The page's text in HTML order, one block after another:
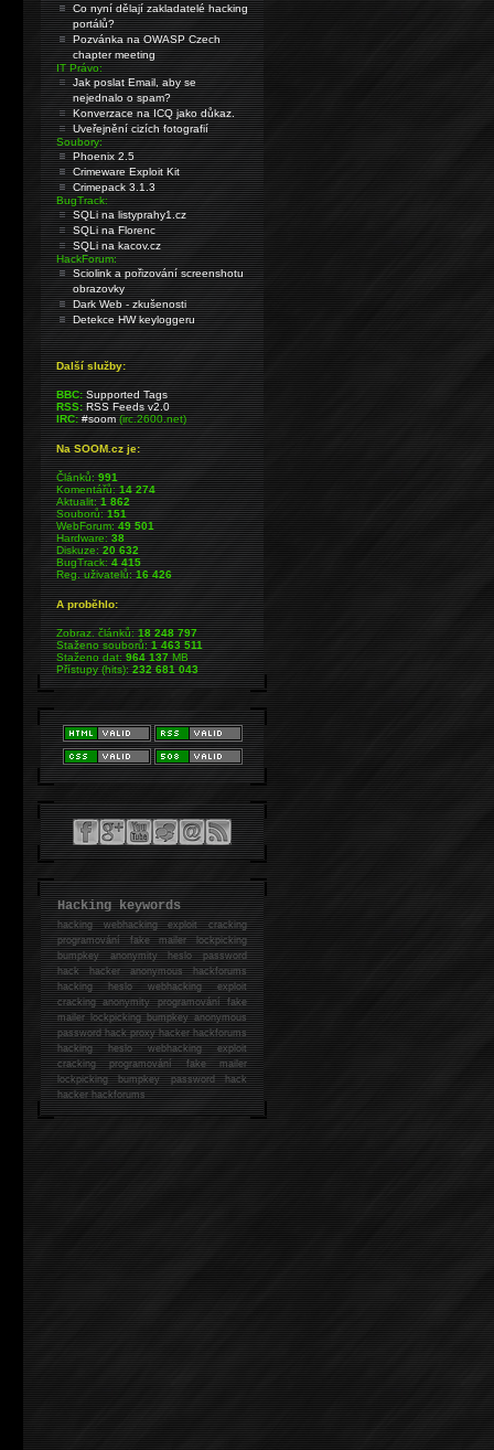
Co nyní dělají zakladatelé hacking
portálů?
Pozvánka na OWASP Czech
chapter meeting
IT Právo:
Jak poslat Email, aby se
nejednalo o spam?
Konverzace na ICQ jako důkaz.
Uveřejnění cizích fotografií
Soubory:
Phoenix 2.5
Crimeware Exploit Kit
Crimepack 3.1.3
BugTrack:
SQLi na listyprahy1.cz
SQLi na Florenc
SQLi na kacov.cz
HackForum:
Sciolink a pořizování screenshotu
obrazovky
Dark Web - zkušenosti
Detekce HW keyloggeru
Další služby:
BBC: Supported Tags
RSS: RSS Feeds v2.0
IRC: #soom(irc.2600.net)
Na SOOM.cz je:
Článků:991
Komentářů:14 274
Aktualit:1 862
Souborů:151
WebForum:49 501
Hardware:38
Diskuze:20 632
BugTrack:4 415
Reg. uživatelů:16 426
A proběhlo:
Zobraz. článků:18 248 797
Staženo souborů:1 463 511
Staženo dat:964 137MB
Přístupy (hits):232 681 043
Hacking keywords
hackingwebhacking exploit cracking
programování fake mailer lockpicking
bumpkey anonymity heslo password
hackhacker anonymous hackforums
hackingheslo webhacking exploit
cracking anonymity programování fake
mailer lockpicking bumpkey anonymous
password hack proxy hacker hackforums
hacking heslo webhacking exploit
cracking programování fake mailer
lockpicking bumpkey password hack
hackerhackforums